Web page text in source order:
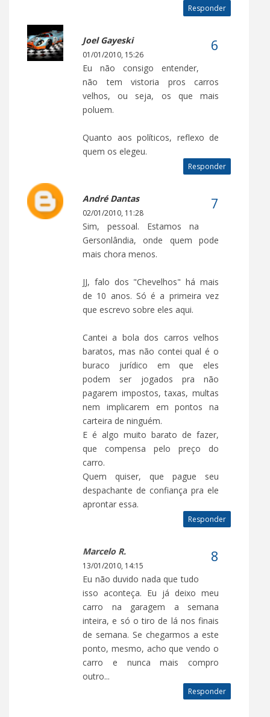
Responder
Joel Gayeski
01/01/2010, 15:26
Eu não consigo entender,
não tem vistoria pros carros
velhos, ou seja, os que mais
poluem.
Quanto aos políticos, reflexo de
quem os elegeu.
Responder
André Dantas
02/01/2010, 11:28
Sim, pessoal. Estamos na
Gersonlândia, onde quem pode
mais chora menos.
JJ, falo dos "Chevelhos" há mais
de 10 anos. Só é a primeira vez
que escrevo sobre eles aqui.
Cantei a bola dos carros velhos
baratos, mas não contei qual é o
buraco jurídico em que eles
podem ser jogados pra não
pagarem impostos, taxas, multas
nem implicarem em pontos na
carteira de ninguém.
E é algo muito barato de fazer,
que compensa pelo preço do
carro.
Quem quiser, que pague seu
despachante de confiança pra ele
aprontar essa.
Responder
Marcelo R.
13/01/2010, 14:15
Eu não duvido nada que tudo
isso aconteça. Eu já deixo meu
carro na garagem a semana
inteira, e só o tiro de lá nos finais
de semana. Se chegarmos a este
ponto, mesmo, acho que vendo o
carro e nunca mais compro
outro...
Responder